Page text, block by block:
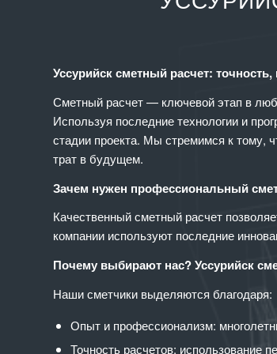
Уссурийск сметный расчет:
Сметный расчет — ключевой этап в
Используя последние технологии и
стадии проекта. Мы стремимся к тому,
трат в будущем.
Зачем нужен профессиональный
Качественный сметный расчет
компании используют последние
Почему выбирают нас? Уссурийск
Наши сметчики выделяются благодаря:
Опыт и профессионализм:
Точность расчетов: использование